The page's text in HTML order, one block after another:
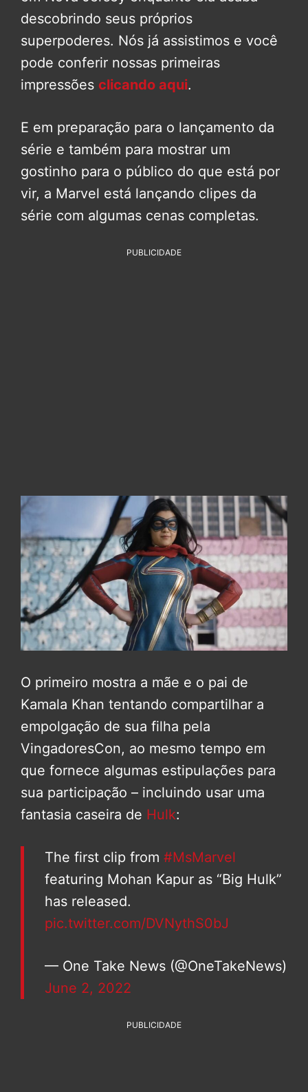
descobrindo seus próprios
superpoderes. Nós já assistimos e você
pode conferir nossas primeiras
impressões clicando aqui.
E em preparação para o lançamento da
série e também para mostrar um
gostinho para o público do que está por
vir, a Marvel está lançando clipes da
série com algumas cenas completas.
PUBLICIDADE
O primeiro mostra a mãe e o pai de
Kamala Khan tentando compartilhar a
empolgação de sua filha pela
VingadoresCon, ao mesmo tempo em
que fornece algumas estipulações para
sua participação – incluindo usar uma
fantasia caseira de Hulk:
The first clip from #MsMarvel
featuring Mohan Kapur as “Big Hulk”
has released.
pic.twitter.com/DVNythS0bJ
— One Take News (@OneTakeNews)
June 2, 2022
PUBLICIDADE